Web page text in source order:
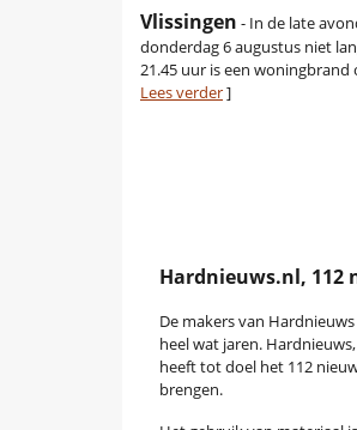
Vlissingen - In de late
donderdag 6 augustus niet
21.45 uur is een woningbrand
Lees verder]
Hardnieuws.nl, 112
De makers van
heel wat jaren.
heeft tot doel het 112
brengen.